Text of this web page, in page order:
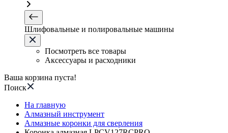
Шлифовальные и полировальные машины
Посмотреть все товары
Аксессуары и расходники
Ваша корзина пуста!
Поиск
На главную
Алмазный инструмент
Алмазные коронки для сверления